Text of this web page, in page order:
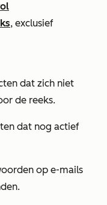
, exclusief
dat zich niet
de reeks.
dat nog actief
op e-mails